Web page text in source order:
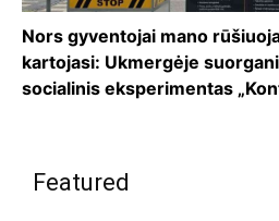
Nors gyventojai mano
kartojasi: Ukmergėje
socialinis eksperimentas
Featured